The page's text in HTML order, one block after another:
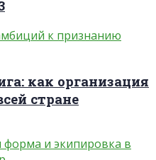
как организация
стране